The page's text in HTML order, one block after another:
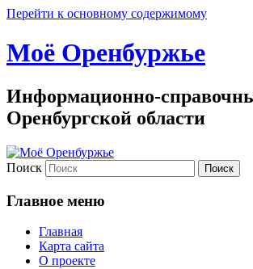
Перейти к основному содержимому
Моё Оренбуржье
Информационно-
Оренбургской области
Поиск
Главное меню
Главная
Карта сайта
О проекте